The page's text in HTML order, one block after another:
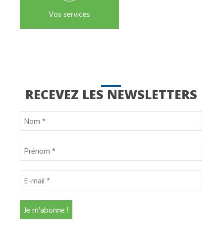
Vos services
RECEVEZ LES NEWSLETTERS